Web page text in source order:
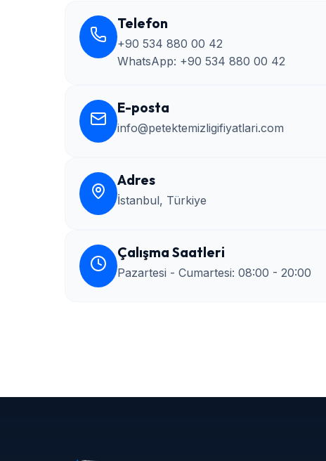
Telefon
+90 534 880 00 42
WhatsApp: +90 534 880 00 42
E-posta
info@petektemizligifiyatlari.com
Adres
İstanbul, Türkiye
Çalışma Saatleri
Pazartesi - Cumartesi: 08:00 - 20:00